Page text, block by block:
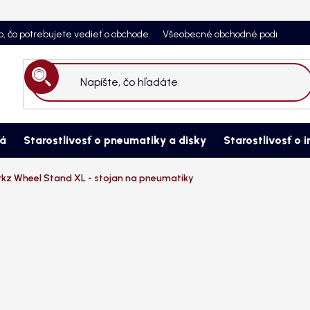
čo potrebujete vedieť o obchode Všeobecné obchodné podmienky
Hľadať
Starostlivosť o pneumatiky a disky Starostlivosť o
Wheel Stand XL - stojan na pneumatiky